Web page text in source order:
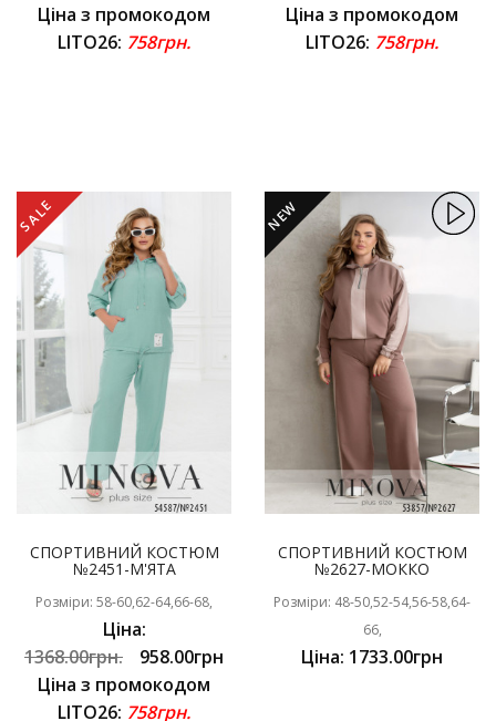
Ціна з промокодом
LITO26: 758грн.
Ціна з промокодом
LITO26: 758грн.
SALE
СПОРТИВНИЙ КОСТЮМ
№2451-М'ЯТА
Розміри: 58-60,62-64,66-68,
Ціна:
1368.00грн.
958.00грн
Ціна з промокодом
LITO26: 758грн.
NEW
СПОРТИВНИЙ КОСТЮМ
№2627-МОККО
Розміри: 48-50,52-54,56-58,64-
66,
Ціна: 1733.00грн